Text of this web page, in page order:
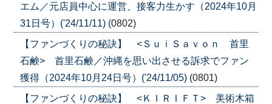
エム／元店員中心に運営、接客力生かす（2024年10月
31日号）('24/11/11) (0802)
【ファンづくりの秘訣】 <ＳｕｉＳａｖｏｎ 首里
石鹸> 首里石鹸／沖縄を思い出させる訴求でファン
獲得（2024年10月24日号）('24/11/05) (0801)
【ファンづくりの秘訣】 <ＫＩＲＩＦＴ> 美術木箱